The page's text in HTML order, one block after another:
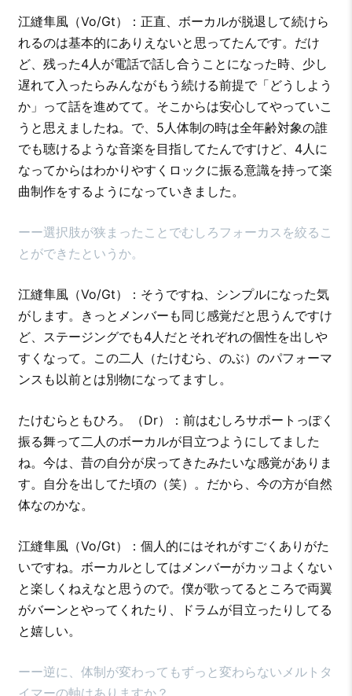
江縫隼風（Vo/Gt）：正直、ボーカルが脱退して続けら
れるのは基本的にありえないと思ってたんです。だけ
ど、残った4人が電話で話し合うことになった時、少し
遅れて入ったらみんながもう続ける前提で「どうしよう
か」って話を進めてて。そこからは安心してやっていこ
うと思えましたね。で、5人体制の時は全年齢対象の誰
でも聴けるような音楽を目指してたんですけど、4人に
なってからはわかりやすくロックに振る意識を持って楽
曲制作をするようになっていきました。
ーー選択肢が狭まったことでむしろフォーカスを絞るこ
とができたというか。
江縫隼風（Vo/Gt）：そうですね、シンプルになった気
がします。きっとメンバーも同じ感覚だと思うんですけ
ど、ステージングでも4人だとそれぞれの個性を出しや
すくなって。この二人（たけむら、のぶ）のパフォーマ
ンスも以前とは別物になってますし。
たけむらともひろ。（Dr）：前はむしろサポートっぽく
振る舞って二人のボーカルが目立つようにしてました
ね。今は、昔の自分が戻ってきたみたいな感覚がありま
す。自分を出してた頃の（笑）。だから、今の方が自然
体なのかな。
江縫隼風（Vo/Gt）：個人的にはそれがすごくありがた
いですね。ボーカルとしてはメンバーがカッコよくない
と楽しくねえなと思うので。僕が歌ってるところで両翼
がバーンとやってくれたり、ドラムが目立ったりしてる
と嬉しい。
ーー逆に、体制が変わってもずっと変わらないメルトタ
イマーの軸はありますか？